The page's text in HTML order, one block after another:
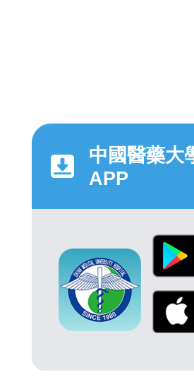
中國醫藥大
APP